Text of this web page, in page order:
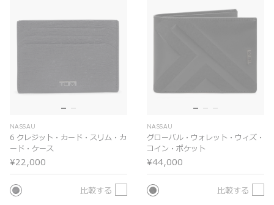
NASSAU
6 クレジット・カード・スリム・カ
ード・ケース
¥22,000
比較する
NASSAU
グローバル・ウォレット・ウィズ・
コイン・ポケット
¥44,000
比較する